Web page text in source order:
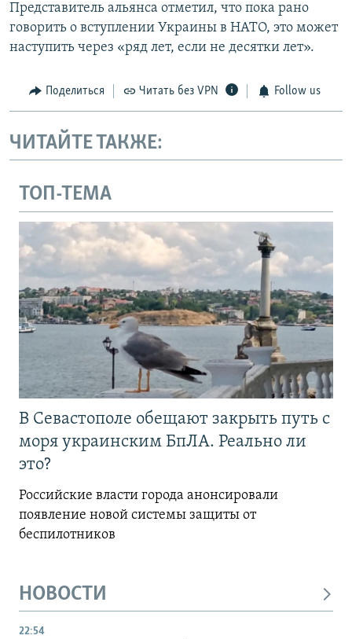
Представитель альянса отметил, что пока рано
говорить о вступлении Украины в НАТО, это может
наступить через «ряд лет, если не десятки лет».
Поделиться Читать без VPN Follow us
ЧИТАЙТЕ ТАКЖЕ:
ТОП-ТЕМА
В Севастополе обещают закрыть путь с
моря украинским БпЛА. Реально ли
это?
Российские власти города анонсировали
появление новой системы защиты от
беспилотников
НОВОСТИ
22:54